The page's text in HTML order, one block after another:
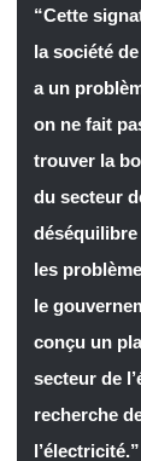
“Cette
la société
a un
on ne fait
trouver la
du secteur
déséquilibre
les
le
conçu un
secteur de
recherche
l’électricité.”